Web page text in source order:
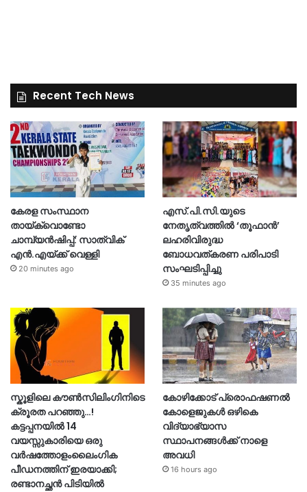
Recent Tech News
കേരള സംസ്ഥാന
തായ്‌ക്വൊണ്ടോ
ചാമ്പ്യൻഷിപ്പ്: സാത്വിക്
എൻ.എയ്ക്ക് വെള്ളി
20 minutes ago
എസ്.പി.സി.യുടെ
നേതൃത്വത്തിൽ ‘തൂഫാൻ’
ലഹരിവിരുദ്ധ
ബോധവത്കരണ പരിപാടി
സംഘടിപ്പിച്ചു
35 minutes ago
സ്കൂളിലെ കൗൺസിലിംഗിനിടെ
ക്രൂരത പറഞ്ഞു…!
കട്ടപ്പനയിൽ 14
വയസ്സുകാരിയെ ഒരു
വർഷത്തോളംലൈംഗിക
പീഡനത്തിന് ഇരയാക്കി;
രണ്ടാനച്ഛൻ പിടിയിൽ
കോഴിക്കോട് പ്രൊഫഷണൽ
കോളെജുകൾ ഒഴികെ
വിദ്യാഭ്യാസ
സ്ഥാപനങ്ങൾക്ക് നാളെ
അവധി
16 hours ago